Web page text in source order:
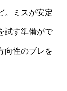
。ミスが安定
試す準備がで
向性のブレを